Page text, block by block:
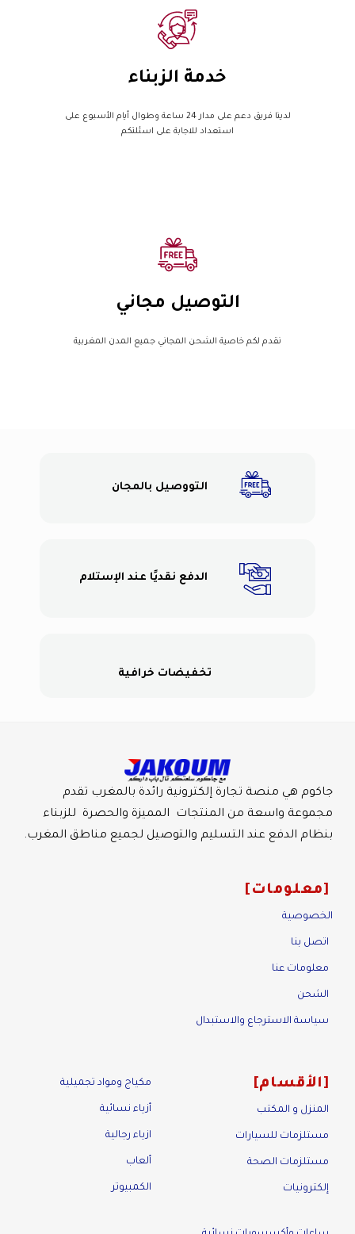
خدمة الزبناء
لدينا فريق دعم على مدار 24 ساعة وطوال أيام الأسبوع على
استعداد للاجابة على اسئلتكم
التوصيل مجاني
نقدم لكم خاصية الشحن المجاني جميع المدن المغربية
التووصيل بالمجان
الدفع نقديًا عند الإستلام
تخفيضات خرافية
جاكوم هي منصة تجارة إلكترونية رائدة بالمغرب تقدم
مجموعة واسعة من المنتجات المميزة والحصرة للزبناء
بنظام الدفع عند التسليم والتوصيل لجميع مناطق المغرب.
معلومات
الخصوصية
اتصل بنا
معلومات عنا
الشحن
سياسة الاسترجاع والاستبدال
الأقسام
المنزل و المكتب
مستلزمات للسيارات
مستلزمات الصحة
إلكترونيات
مكياج ومواد تجميلية
أزياء نسائية
ازياء رجالية
ألعاب
الكمبيوتر